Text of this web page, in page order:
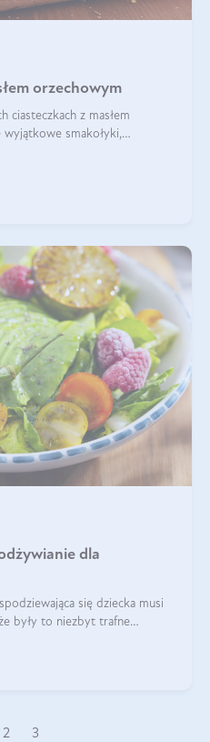
orzechowym
ciasteczkach z masłem
smakołyki,
dla
się dziecka musi
były to niezbyt trafne
2 3